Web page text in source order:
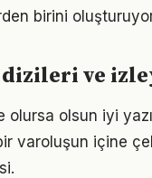
birini
dizileri ve
olursa olsun iyi
varoluşun içine